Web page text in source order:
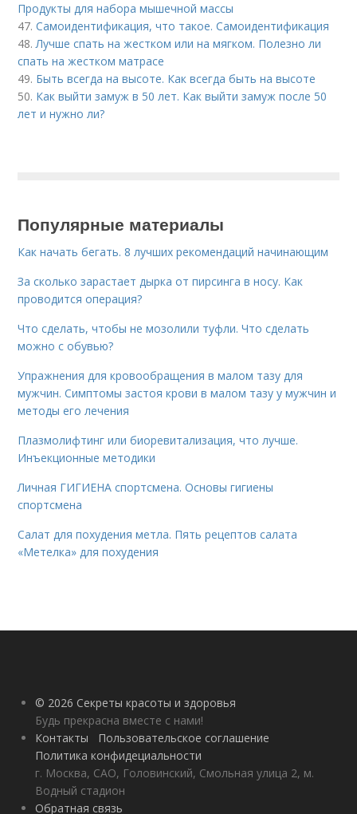
Продукты для набора мышечной массы
47.Самоидентификация, что такое. Самоидентификация
48.Лучше спать на жестком или на мягком. Полезно ли
спать на жестком матрасе
49. Быть всегда на высоте. Как всегда быть на высоте
50. Как выйти замуж в 50 лет. Как выйти замуж после 50
лет и нужно ли?
Популярные материалы
Как начать бегать. 8 лучших рекомендаций начинающим
За сколько зарастает дырка от пирсинга в носу. Как
проводится операция?
Что сделать, чтобы не мозолили туфли. Что сделать
можно с обувью?
Упражнения для кровообращения в малом тазу для
мужчин. Симптомы застоя крови в малом тазу у мужчин и
методы его лечения
Плазмолифтинг или биоревитализация, что лучше.
Инъекционные методики
Личная ГИГИЕНА спортсмена. Основы гигиены
спортсмена
Салат для похудения метла. Пять рецептов салата
«Метелка» для похудения
© 2026 Секреты красоты и здоровья
Будь прекрасна вместе с нами!
Контакты
Пользовательское соглашение
Политика конфидециальности
г. Москва, САО, Головинский, Смольная улица 2, м.
Водный стадион
Обратная связь